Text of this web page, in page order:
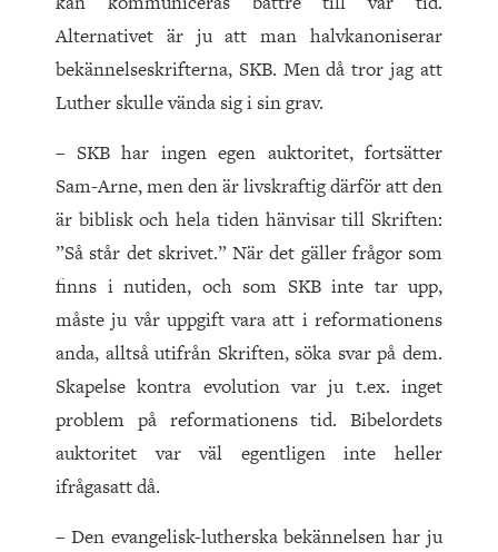
Alternativet är ju att man halvkanoniserar
bekännelseskrifterna, SKB. Men då tror jag att
Luther skulle vända sig i sin grav.
– SKB har ingen egen auktoritet, fortsätter
Sam-Arne, men den är livskraftig därför att den
är biblisk och hela tiden hänvisar till Skriften:
”Så står det skrivet.” När det gäller frågor som
finns i nutiden, och som SKB inte tar upp,
måste ju vår uppgift vara att i reformationens
anda, alltså utifrån Skriften, söka svar på dem.
Skapelse kontra evolution var ju t.ex. inget
problem på reformationens tid. Bibelordets
auktoritet var väl egentligen inte heller
ifrågasatt då.
– Den evangelisk-lutherska bekännelsen har ju